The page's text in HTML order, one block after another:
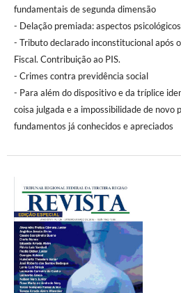
fundamentais de segunda dimensão
- Delação premiada: aspectos
- Tributo declarado inconstitucional após
Fiscal. Contribuição ao PIS.
- Crimes contra previdência social
- Para além do dispositivo e da tríplice
coisa julgada e a impossibilidade de novo
fundamentos já conhecidos e apreciados